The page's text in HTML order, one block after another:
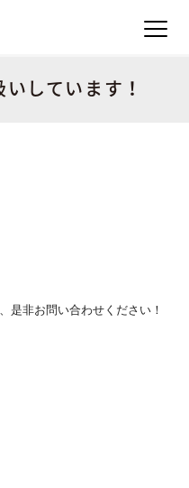
しています！
是非お問い合わせください！